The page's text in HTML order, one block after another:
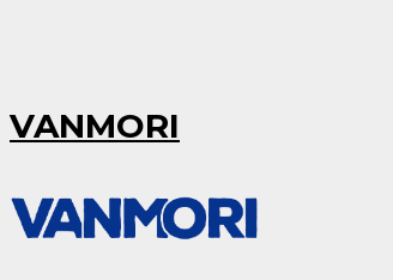
VANMORI